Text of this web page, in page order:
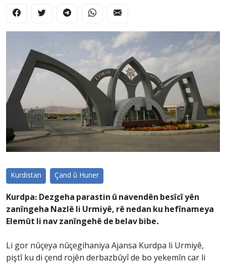
Kurdistan Çand û Huner
Kurdpa: Dezgeha parastin û navendên besîcî yên
zanîngeha Nazlê li Urmiyê, rê nedan ku hefînameya
Elemût li nav zanîngehê de belav bibe.
Li gor nûçeya nûçegihaniya Ajansa Kurdpa li Urmiyê,
piştî ku di çend rojên derbazbûyî de bo yekemîn car li